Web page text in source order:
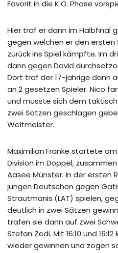
Favorit in die K.O. Phase
Hier traf er dann im Halbfinal
gegen welchen er den ersten
zurück ins Spiel kämpfte. Im
dann gegen David
Dort traf der 17-jährige dann
an 2 gesetzen Spieler. Nico
und musste sich dem
zwei Sätzen geschlagen
Weltmeister.
Maximilian Franke startete
Division im Doppel,
Aasee Münster. In der ersten
jungen Deutschen gegen
Strautmanis (LAT) spielen,
deutlich in zwei Sätzen
trafen sie dann auf zwei
Stefan Zedi. Mit 16:10 und
wieder gewinnen und zogen